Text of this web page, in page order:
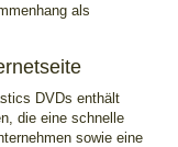
als
DVDs enthält
die eine schnelle
sowie eine